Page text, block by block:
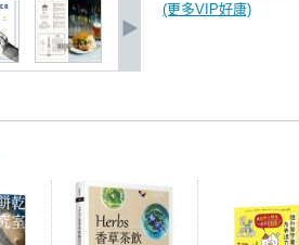
(更多VIP好康)